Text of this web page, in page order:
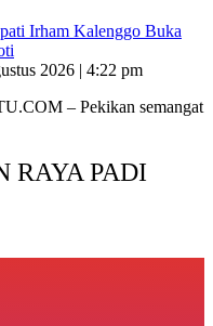
Irham Kalenggo Buka
2026 | 4:22 pm
– Pekikan semangat
RAYA PADI